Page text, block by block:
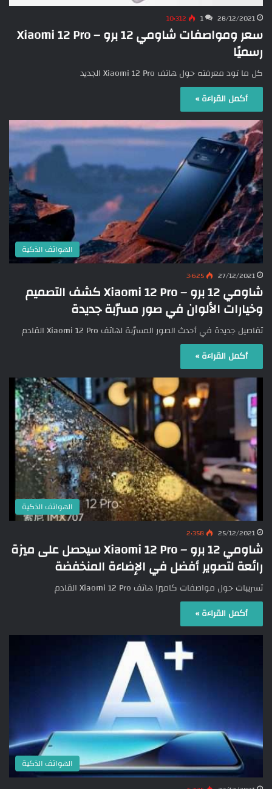
28/12/2021
1 10٬312
سعر ومواصفات شاومي 12 برو – Xiaomi 12 Pro
رسميًا
كل ما تود معرفته حول هاتف Xiaomi 12 Pro الجديد
أكمل القراءة »
الهواتف الذكية
27/12/2021 3٬625
شاومي 12 برو – Xiaomi 12 Pro كشف التصميم
وخيارات الألوان في صور مسرّبة جديدة
تفاصيل جديدة في أحدث الصور المسرّبة لهاتف Xiaomi 12 Pro القادم
أكمل القراءة »
الهواتف الذكية
25/12/2021 2٬358
شاومي 12 برو – Xiaomi 12 Pro سيحصل على ميزة
رائعة لتصوير أفضل في الإضاءة المنخفضة
تسريبات حول مواصفات كاميرا هاتف Xiaomi 12 Pro القادم
أكمل القراءة »
الهواتف الذكية